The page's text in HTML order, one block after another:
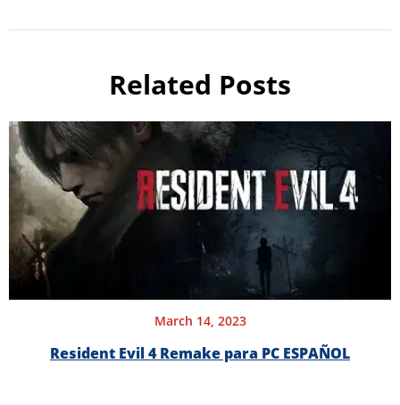
Related Posts
March 14, 2023
Resident Evil 4 Remake para PC ESPAÑOL